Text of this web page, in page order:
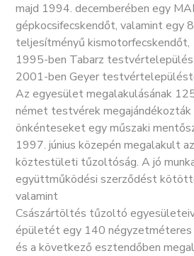
majd 1994. decemberében egy
gépkocsifecskendőt, valamint egy
teljesítményű kismotorfecskendőt,
1995-ben Tabarz
2001-ben Geyer
Az egyesület megalakulásának
német testvérek megajándékozták
önkénteseket egy műszaki
1997. június közepén megalakult
köztestületi tűzoltóság. A jó
együttműködési szerződést
valamint
Császártöltés tűzoltó
épületét egy 140
és a következő esztendőben